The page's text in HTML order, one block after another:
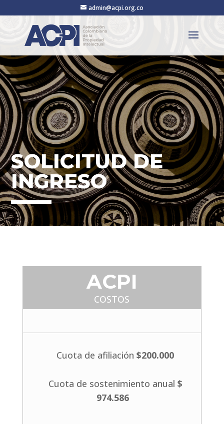
admin@acpi.org.co
SOLICITUD DE
INGRESO
ACPI
COSTOS
Cuota de afiliación$200.000
Cuota de sostenimiento anual $
974.586